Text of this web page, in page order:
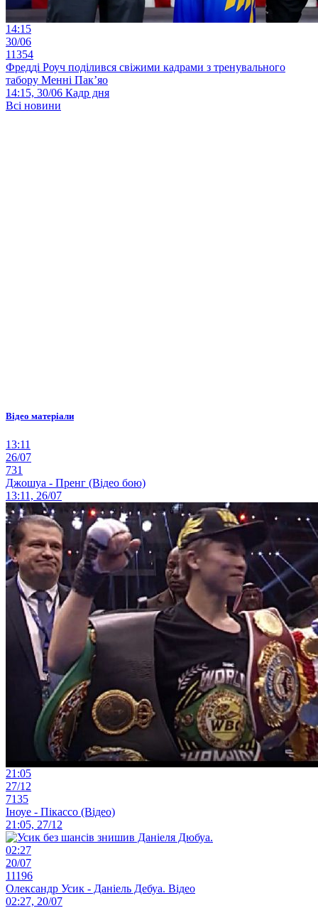
14:15
30/06
11354
Фредді Роуч поділився свіжими кадрами з тренувального
табору Менні Пак’яо
14:15, 30/06 Кадр дня
Всі новини
Відео матеріали
13:11
26/07
731
Джошуа - Пренг (Відео бою)
13:11, 26/07
21:05
27/12
7135
Іноуе - Пікассо (Відео)
21:05, 27/12
02:27
20/07
11196
Олександр Усик - Даніель Дебуа. Відео
02:27, 20/07